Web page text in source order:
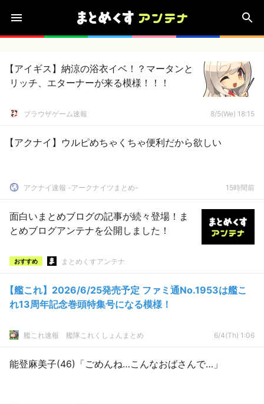
【アイギス】納涼の浴衣イベ！？マータンと
リッチ、エターナーが来る模様！！！
ブラウザゲーム速報 8/5(We) 18:15
【アクナイ】ウルピめちゃくちゃ便利だから欲しい
アクナイ速報 -アークナイツまとめ- 15時間前
面白いまとめブログの記事が続々登場！ま
とめブログアンテナを公開しました！
おすすめ まとめくすアンテナ
【艦これ】2026/6/25発売予定 ファミ通No.1953は艦こ
れ13周年記念巻頭特集号になる模様！
艦これ速報 艦隊これくしょんまとめ 6/4(Th) 1:06
能登麻美子(46)「ごめんね…こんなおばさんで…」